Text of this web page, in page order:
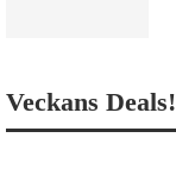
Veckans Deals!